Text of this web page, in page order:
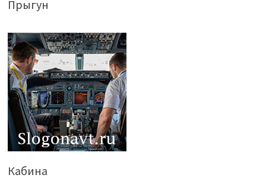
Прыгун
Кабина